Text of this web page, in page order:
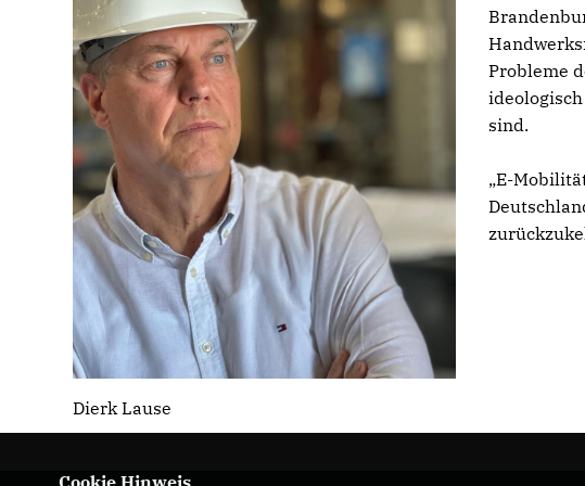
Dierk Lause
Probleme
sind.
E-
Cookie Hinweis